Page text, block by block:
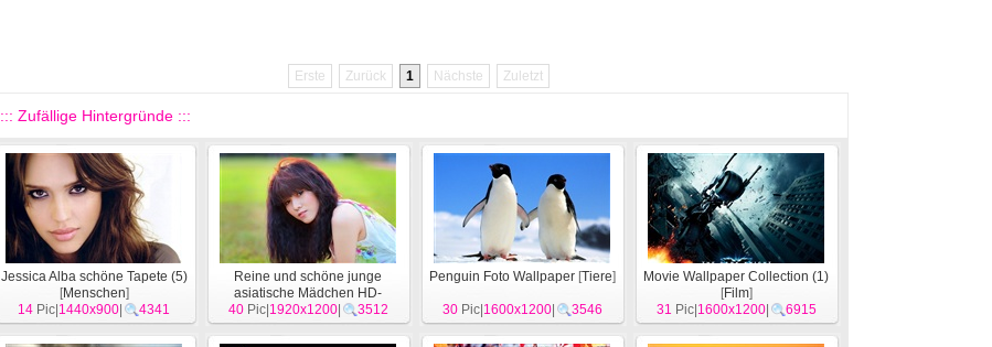
Erste Zurück 1 Nächste Zuletzt
::: Zufällige Hintergründe :::
Jessica Alba schöne Tapete (5)
[Menschen]
14 Pic| 1440x900 4341
Reine und schöne junge
asiatische Mädchen HD-
Wallpaper Kollektion (3)
[Menschen]
40Pic| 1920x1200| 3512
Penguin Foto Wallpaper[Tiere]
30Pic| 1600x1200| 3546
Movie Wallpaper Collection (1)
[Film]
31 Pic| 1600x1200| 6915